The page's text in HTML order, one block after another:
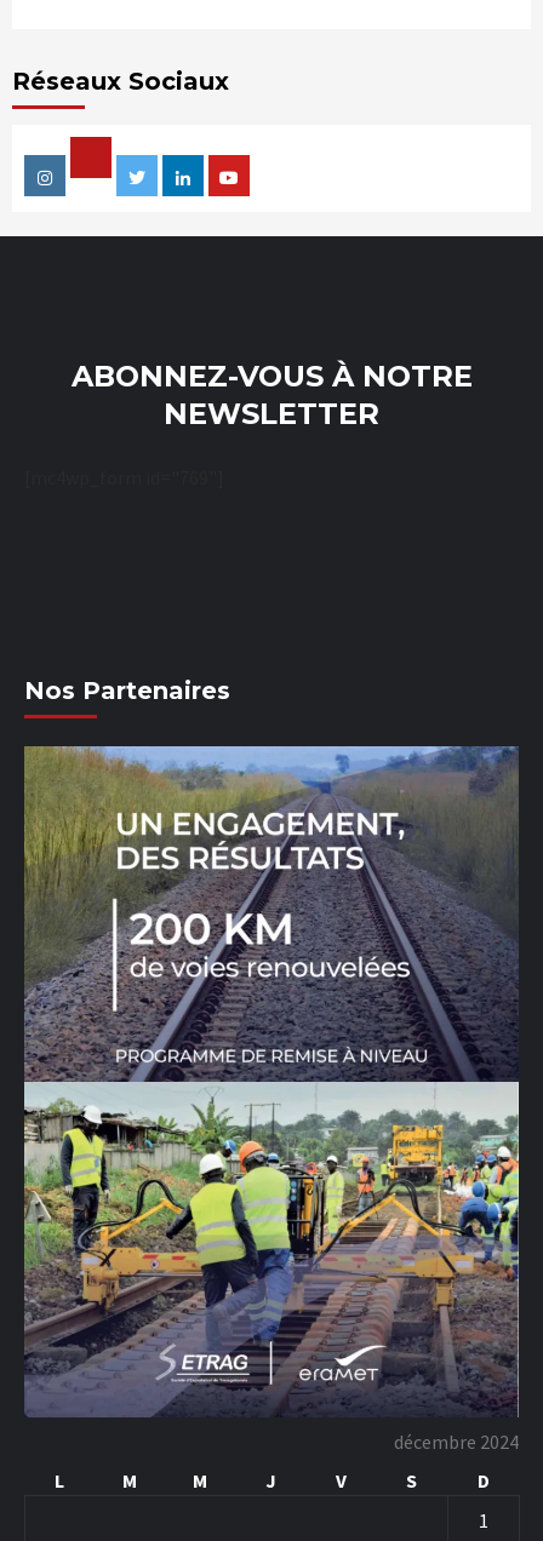
Réseaux Sociaux
Instagram
Facebook
TwitterLinkedin
ABONNEZ-VOUS À NOTRE
NEWSLETTER
Nos Partenaires
décembre 2024
L
M M J V S
D
1